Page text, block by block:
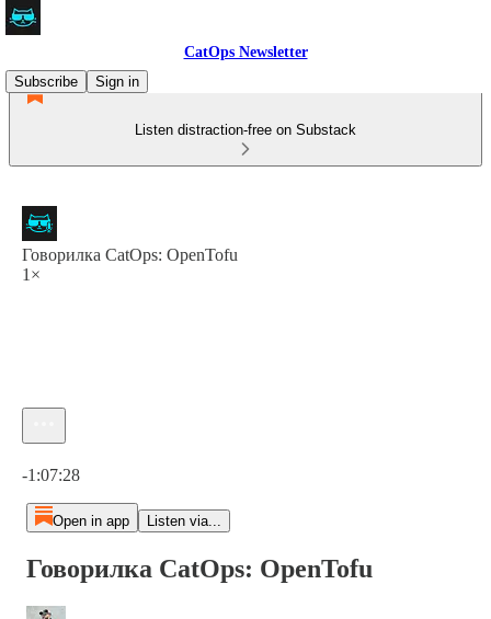
CatOps Newsletter
Subscribe
Sign in
Listen distraction-free on Substack
Говорилка CatOps: OpenTofu
1×
-1:07:28
Open in app Listen via...
Говорилка CatOps: OpenTofu